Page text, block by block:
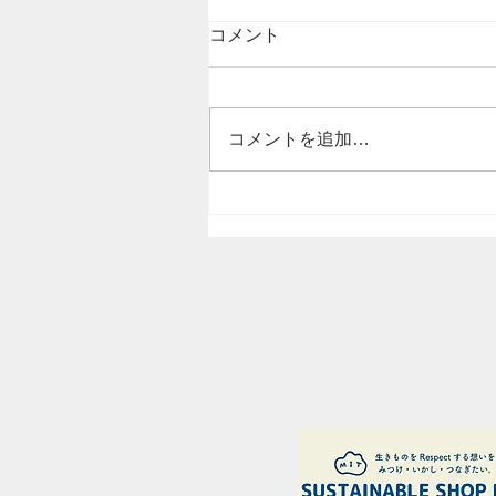
定時総会が無事に終了
コメント
コメントを追加…